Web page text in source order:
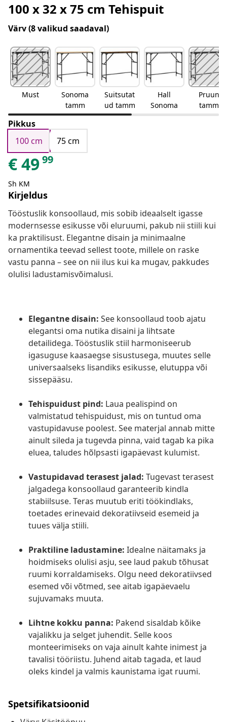
100 x 32 x 75 cm Tehispuit
Värv(8 valikud saadaval)
Must
Sonoma
tamm
Suitsutat
ud tamm
Hall
Sonoma
Pruun
tamm
Pikkus
100 cm
75 cm
€4999
Sh KM
Kirjeldus
Tööstuslik konsoollaud, mis sobib ideaalselt igasse
modernsesse esikusse või eluruumi, pakub nii stiili kui
ka praktilisust. Elegantne disain ja minimaalne
ornamentika teevad sellest toote, millele on raske
vastu panna – see on nii ilus kui ka mugav, pakkudes
olulisi ladustamisvõimalusi.
Elegantne disain: See konsoollaud toob ajatu
elegantsi oma nutika disaini ja lihtsate
detailidega. Tööstuslik stiil harmoniseerub
igasuguse kaasaegse sisustusega, muutes selle
universaalseks lisandiks esikusse, elutuppa või
sissepääsu.
Tehispuidust pind: Laua pealispind on
valmistatud tehispuidust, mis on tuntud oma
vastupidavuse poolest. See materjal annab mitte
ainult sileda ja tugevda pinna, vaid tagab ka pika
eluea, taludes hõlpsasti igapäevast kulumist.
Vastupidavad terasest jalad: Tugevast terasest
jalgadega konsoollaud garanteerib kindla
stabiilsuse. Teras muutub eriti töökindlaks,
toetades erinevaid dekoratiivseid esemeid ja
tuues välja stiili.
Praktiline ladustamine: Idealne näitamaks ja
hoidmiseks olulisi asju, see laud pakub tõhusat
ruumi korraldamiseks. Olgu need dekoratiivsed
esemed või võtmed, see aitab igapäevaelu
sujuvamaks muuta.
Lihtne kokku panna: Pakend sisaldab kõike
vajalikku ja selget juhendit. Selle koos
monteerimiseks on vaja ainult kahte inimest ja
tavalisi tööriistu. Juhend aitab tagada, et laud
oleks kindel ja valmis kaunistama igat ruumi.
Spetsifikatsioonid